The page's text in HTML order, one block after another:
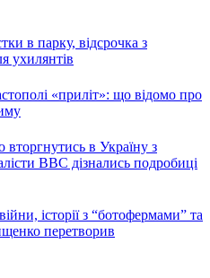
в парку, відсрочка з
ухилянтів
«приліт»: що відомо про
вторгнутись в Україну з
ВВС дізнались подробиці
історії з “ботофермами” та
перетворив